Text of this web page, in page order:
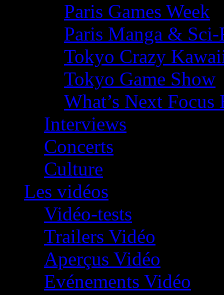
Paris Games Week
Paris Manga &
Tokyo Crazy
Tokyo Game Show
What’s Next
Interviews
Concerts
Culture
Les vidéos
Vidéo-tests
Trailers Vidéo
Aperçus Vidéo
Evénements Vidéo